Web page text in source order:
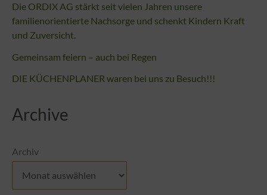
Die ORDIX AG stärkt seit vielen Jahren unsere
familienorientierte Nachsorge und schenkt Kindern Kraft
und Zuversicht.
Gemeinsam feiern – auch bei Regen
DIE KÜCHENPLANER waren bei uns zu Besuch!!!
Archive
Archiv